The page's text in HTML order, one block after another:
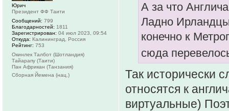
А за что
Ладно
конечно к
сюда
Так исторически
относятся к
виртуальные)
Юрич
Президент ФФ Таити
Сообщений: 799
Благодарностей: 1811
Зарегистрирован: 04 июл 2023, 09:54
Откуда: Калининград, Россия
Рейтинг: 753
Окинлек Талбот (Шотландия)
Тайарапу (Таити)
Пан Африкан (Танзания)
Сборная Йемена (нац.)